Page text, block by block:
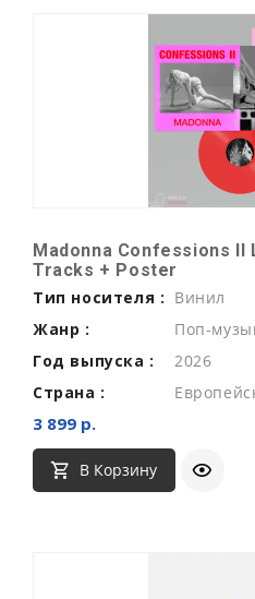
Madonna Confessions II
Tracks + Poster
Тип носителя : Винил
Жанр :
Поп-
Год выпуска :
2026
Страна :
3 899 р.
В Корзину